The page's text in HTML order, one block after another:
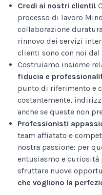
Credi ai nostri clienti!
processo di lavoro
collaborazione
rinnovo dei servizi
clienti sono con noi
Costruiamo insieme
fiducia e
punto di riferimento e
costantemente,
anche se queste non
Professionisti
team affiatato e
nostra passione: per
entusiasmo e curiosità
sfruttare nuove
che vogliono la